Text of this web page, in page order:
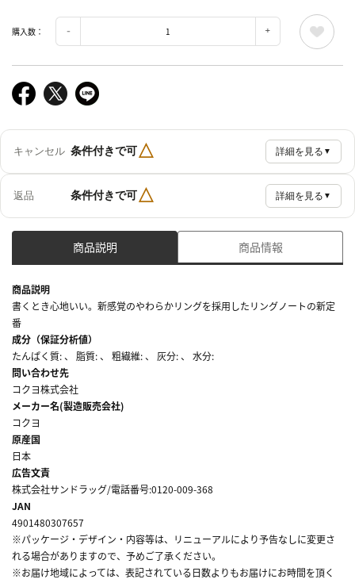
購入数：
キャンセル 条件付きで可△ 詳細を見る ▼
返品 条件付きで可△ 詳細を見る ▼
商品説明 商品情報
商品説明
書くとき心地いい。新感覚のやわらかリングを採用したリングノートの新定
番
成分（保証分析値）
たんぱく質: 、 脂質: 、 粗繊維: 、 灰分: 、 水分:
問い合わせ先
コクヨ株式会社
メーカー名(製造販売会社)
コクヨ
原産国
日本
広告文責
株式会社サンドラッグ/電話番号:0120-009-368
JAN
4901480307657
※パッケージ・デザイン・内容等は、リニューアルにより予告なしに変更さ
れる場合がありますので、予めご了承ください。
※お届け地域によっては、表記されている日数よりもお届けにお時間を頂く